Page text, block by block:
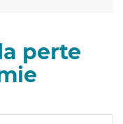
perte